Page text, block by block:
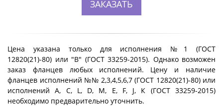
ЗАКАЗАТЬ
Цена указана только для исполнения №1 (ГОСТ
12820(21)-80) или "B" (ГОСТ 33259-2015). Однако возможен
заказ фланцев любых исполнений. Цену и наличие
фланцев исполнений №№ 2,3,4,5,6,7 (ГОСТ 12820(21)-80) или
исполнений A, C, L, D, M, E, F, J, К (ГОСТ 33259-2015)
необходимо предварительно уточнить.